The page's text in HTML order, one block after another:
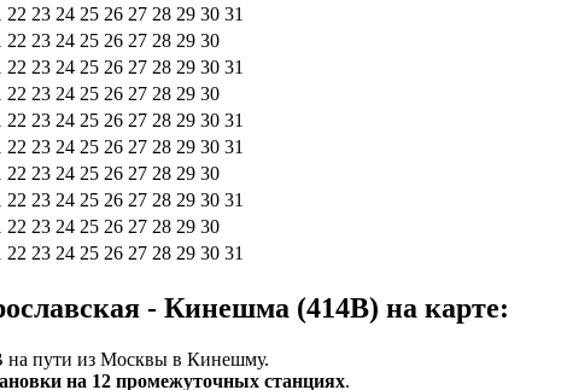
22 23 24 25 26 27 28 29 30 31
22 23 24 25 26 27 28 29 30
22 23 24 25 26 27 28 29 30 31
22 23 24 25 26 27 28 29 30
22 23 24 25 26 27 28 29 30 31
22 23 24 25 26 27 28 29 30 31
22 23 24 25 26 27 28 29 30
22 23 24 25 26 27 28 29 30 31
22 23 24 25 26 27 28 29 30
22 23 24 25 26 27 28 29 30 31
- Кинешма (414В) на карте:
на пути из Москвы в Кинешму.
на 12 промежуточных станциях.